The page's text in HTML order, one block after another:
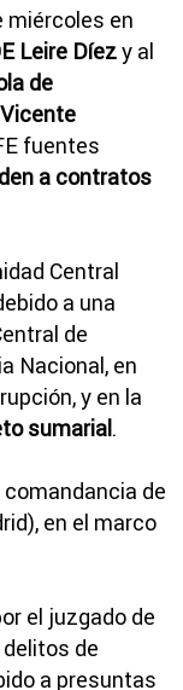
miércoles en
Leire Díezy al
de
fuentes
a contratos
Central
a una
de
Nacional, en
y en la
sumarial.
de
en el marco
el juzgado de
de
a presuntas